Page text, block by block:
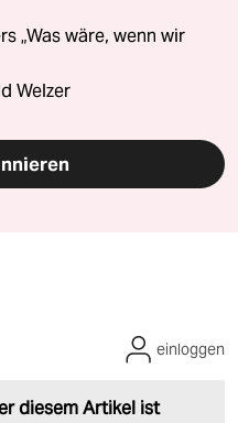
„Was wäre, wenn wir
Welzer
diesem Artikel ist
einloggen